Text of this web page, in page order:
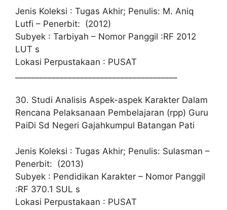
Jenis Koleksi : Tugas Akhir; Penulis: M. Aniq
Lutfi – Penerbit: (2012)
Subyek : Tarbiyah – Nomor Panggil :RF 2012
LUT s
Lokasi Perpustakaan : PUSAT
30. Studi Analisis Aspek-aspek Karakter Dalam
Rencana Pelaksanaan Pembelajaran (rpp) Guru
PaiDi Sd Negeri Gajahkumpul Batangan Pati
Jenis Koleksi : Tugas Akhir; Penulis: Sulasman –
Penerbit: (2013)
Subyek : Pendidikan Karakter – Nomor Panggil
:RF 370.1 SUL s
Lokasi Perpustakaan : PUSAT